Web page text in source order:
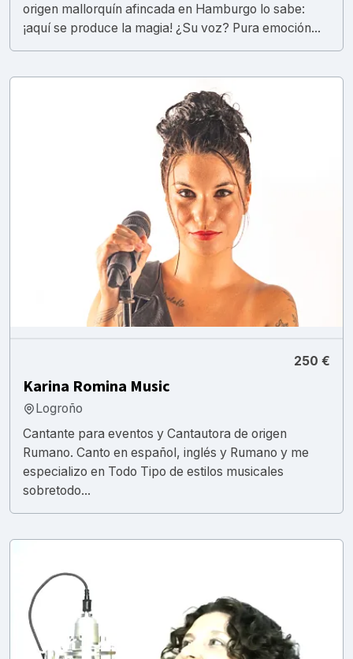
origen mallorquín afincada en Hamburgo lo sabe:
¡aquí se produce la magia! ¿Su voz? Pura emoción...
250 €
Karina Romina Music
Logroño
Cantante para eventos y Cantautora de origen
Rumano. Canto en español, inglés y Rumano y me
especializo en Todo Tipo de estilos musicales
sobretodo...